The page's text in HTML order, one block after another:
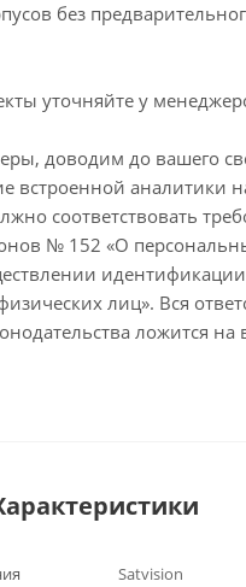
без
уточняйте у
доводим до вашего
встроенной аналитики
соответствовать
№ 152 «О
лиц». Вся
ложится на
Satvision